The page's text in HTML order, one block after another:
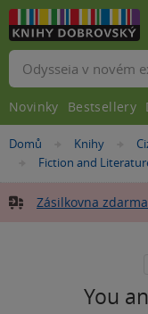
Nacházíte
Domů »Knihy »
»Fiction and
Zásilkovna
You
Vyhledávání
Novinky Bestsellery